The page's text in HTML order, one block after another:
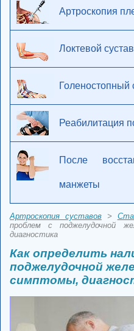
Артроскопия
Локтевой сустав
Голеностопный
Реабилитация
После
манжеты
Артроскопия суставов>
проблем с поджелудочной
диагностика
Как определить
поджелудочной
симптомы,